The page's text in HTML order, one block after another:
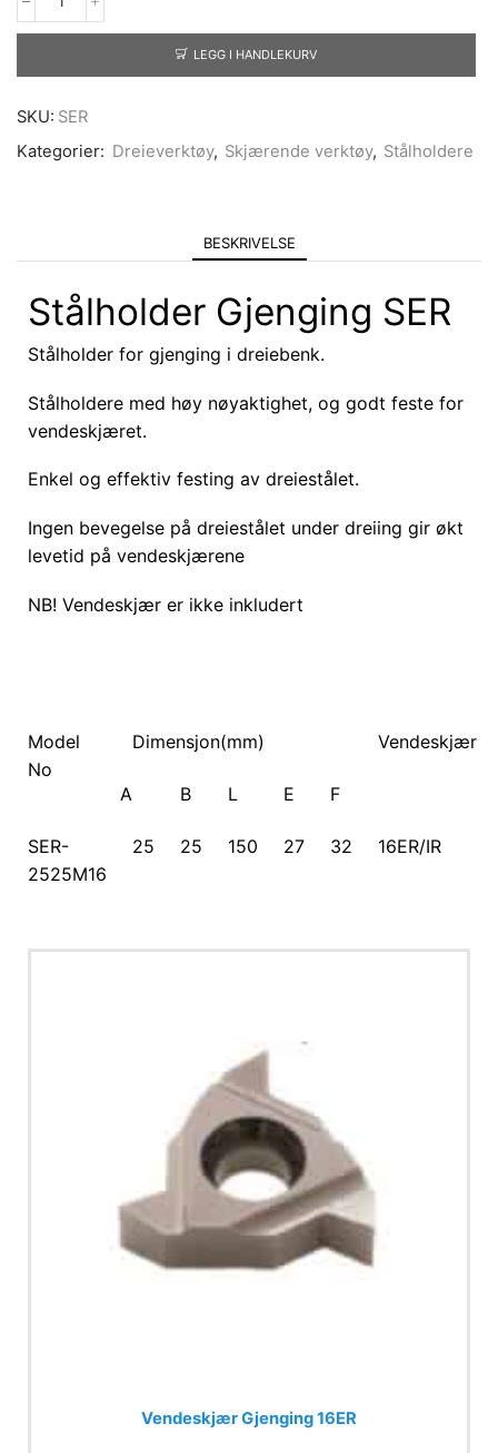
LEGG I HANDLEKURV
SKU: SER
Kategorier: Dreieverktøy, Skjærende verktøy, Stålholdere
BESKRIVELSE
Stålholder Gjenging SER
Stålholder for gjenging i dreiebenk.
Stålholdere med høy nøyaktighet, og godt feste for
vendeskjæret.
Enkel og effektiv festing av dreiestålet.
Ingen bevegelse på dreiestålet under dreiing gir økt
levetid på vendeskjærene
NB! Vendeskjær er ikke inkludert
Model
No
Dimensjon(mm) Vendeskjær
A B L E F
SER-
2525M16
25 25 150 27 32 16ER/IR
Vendeskjær Gjenging 16ER